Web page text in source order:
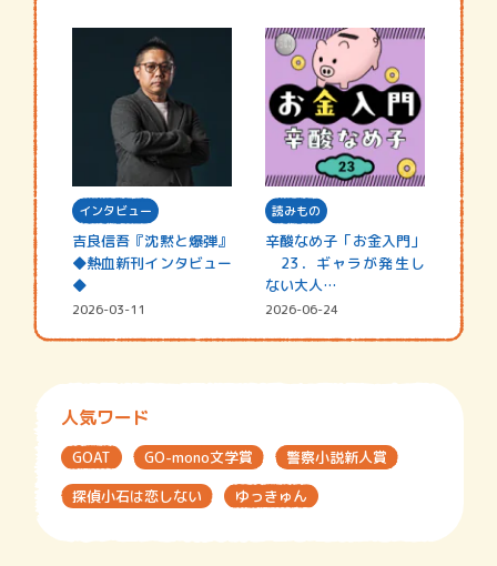
インタビュー
吉良信吾『沈黙と爆弾』
◆熱血新刊インタビュー
◆
2026-03-11
読みもの
辛酸なめ子「お金入門」
23．ギャラが発生し
ない大人…
2026-06-24
人気ワード
GOAT GO-mono文学賞
警察小説新人賞
探偵小石は恋しない
ゆっきゅん